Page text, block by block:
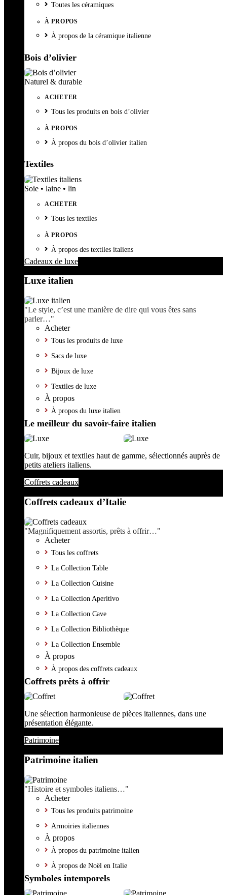
Toutes les céramiques
À PROPOS
À propos de la céramique italienne
Bois d’olivier
Naturel & durable
ACHETER
Tous les produits en bois d’olivier
À PROPOS
À propos du bois d’olivier italien
Textiles
Soie • laine • lin
ACHETER
Tous les textiles
À PROPOS
À propos des textiles italiens
Cadeaux de luxe
Luxe italien
"Le style, c’est une manière de dire qui vous êtes sans
parler…"
Acheter
Tous les produits de luxe
Sacs de luxe
Bijoux de luxe
Textiles de luxe
À propos
À propos du luxe italien
Le meilleur du savoir-faire italien
Cuir, bijoux et textiles haut de gamme, sélectionnés auprès de
petits ateliers italiens.
Coffrets cadeaux
Coffrets cadeaux d’Italie
"Magnifiquement assortis, prêts à offrir…"
Acheter
Tous les coffrets
La Collection Table
La Collection Cuisine
La Collection Aperitivo
La Collection Cave
La Collection Bibliothèque
La Collection Ensemble
À propos
À propos des coffrets cadeaux
Coffrets prêts à offrir
Une sélection harmonieuse de pièces italiennes, dans une
présentation élégante.
Patrimoine
Patrimoine italien
"Histoire et symboles italiens…"
Acheter
Tous les produits patrimoine
Armoiries italiennes
À propos
À propos du patrimoine italien
À propos de Noël en Italie
Symboles intemporels